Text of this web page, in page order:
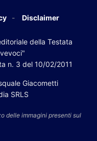
Disclaimer
della Testata
n. 3 del 10/02/2011
Giacometti
SRLS
delle immagini presenti sul